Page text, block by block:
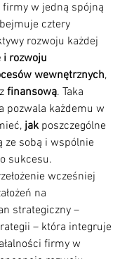
firmy w jedną spójną
cztery
rozwoju każdej
i rozwoju
wewnętrznych,
finansową. Taka
pozwala każdemu w
jak poszczególne
ze sobą i wspólnie
sukcesu.
wcześniej
na
strategiczny –
– która integruje
firmy w